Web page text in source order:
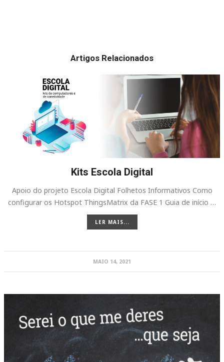
Artigos Relacionados
Kits Escola Digital
Apoio do projeto Escola Digital Folhetos Informativos Como
configurar os Hotspot ThingsMatrix da FASE 1 Guia de início …
LER MAIS...
MAIO 14, 2021